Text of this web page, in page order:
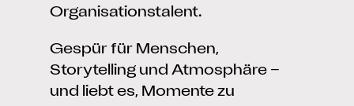
Organisationstalent.
Gespür für Menschen,
Storytelling und Atmosphäre –
und liebt es, Momente zu